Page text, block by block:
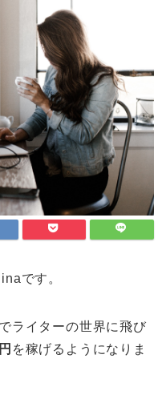
です。
ライターの世界に飛び
を稼げるようになりま